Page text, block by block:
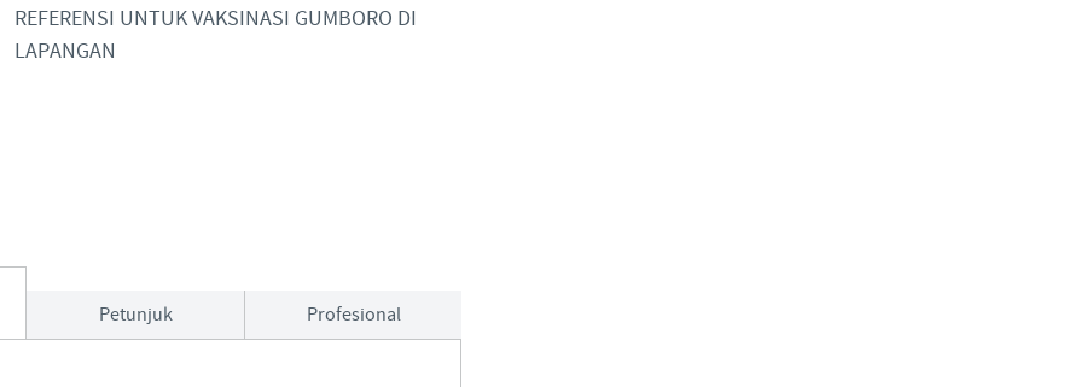
Bulgaria
Colombia
Japan
REFERENSI UNTUK VAKSINASI GUMBORO DI
LAPANGAN
Petunjuk Profesional